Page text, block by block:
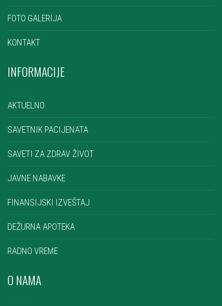
FOTO GALERIJA
KONTAKT
INFORMACIJE
AKTUELNO
SAVETNIK PACIJENATA
SAVETI ZA ZDRAV ŽIVOT
JAVNE NABAVKE
FINANSIJSKI IZVEŠTAJ
DEŽURNA APOTEKA
RADNO VREME
O NAMA